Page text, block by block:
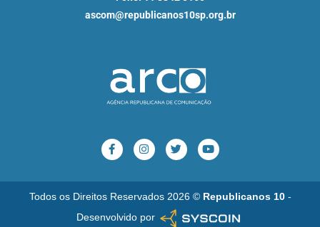
ascom@republicanos10sp.org.br
Todos os Direitos Reservados 2026 © Republicanos 10 -
Desenvolvido por